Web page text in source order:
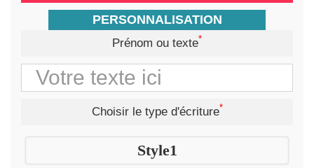
PERSONNALISATION
Prénom ou texte*
Choisir le type d'écriture*
Style1